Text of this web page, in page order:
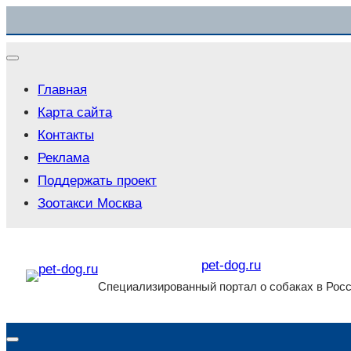
к
содержимому
Главная
Карта сайта
Контакты
Реклама
Поддержать проект
Зоотакси Москва
pet-dog.ru
Специализированный портал о собаках в